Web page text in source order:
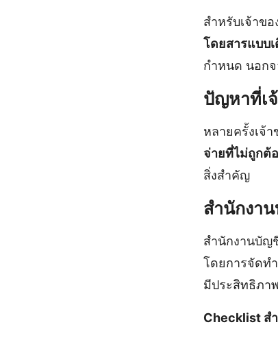
สำหรับเจ้าข
โดยสารแบบเ
กำหนด นอกจ
ปัญหาที่เ
หลายครั้งเจ้
จ่ายที่ไม่ถูกต้
สิ่งสำคัญ
สำนักงา
สำนักงานบัญ
โดยการจัดท
มีประสิทธิภาพ
Checklist ส